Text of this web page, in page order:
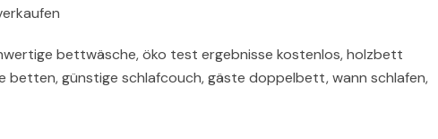
bettwäsche, öko test ergebnisse kostenlos, holzbett
betten, günstige schlafcouch, gäste doppelbett, wann schlafen,